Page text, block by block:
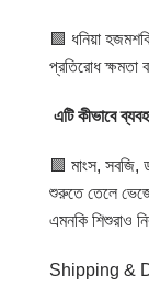
🟩 ধনিয়া
প্রতিরোধ ক্ষমতা
এটি কীভাবে
🟩 মাংস, সবজি,
শুরুতে তেলে
এমনকি শিশুরাও
Shipping &